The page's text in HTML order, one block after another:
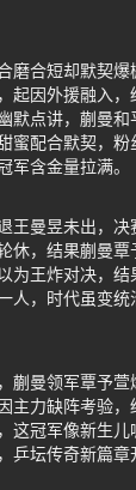
磨合短却默契
起因外援融入
默点讲，蒯曼和
蜜配合默契，粉
军含金量拉满。
王曼昱未出，决
休，结果蒯曼覃
为王炸对决，结
人，时代虽变统
蒯曼领军覃予
主力缺阵考验，
这冠军像新生儿
乒坛传奇新篇章